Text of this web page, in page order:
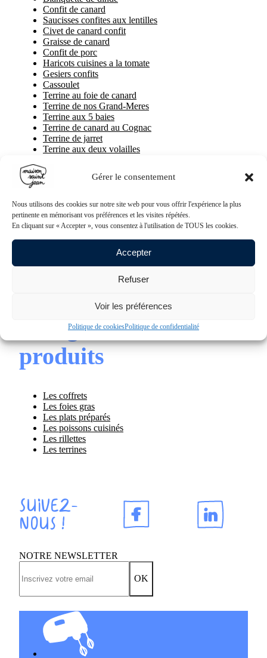
Gérer le consentement
Nous utilisons des cookies sur notre site web pour vous offrir l'expérience la plus
pertinente en mémorisant vos préférences et les visites répétées.
En cliquant sur « Accepter », vous consentez à l'utilisation de TOUS les cookies.
Accepter
Refuser
Voir les préférences
Politique de cookiesPolitique de confidentialité
Confit de canard
Saucisses confites aux lentilles
Civet de canard confit
Graisse de canard
Confit de porc
Haricots cuisines a la tomate
Gesiers confits
Cassoulet
Terrine au foie de canard
Terrine de nos Grand-Meres
Terrine aux 5 baies
Terrine de canard au Cognac
Terrine de jarret
Terrine aux deux volailles
Terrine de boudin au piment d'Espelette
Terrine campagnarde au piment d'Espelette
Delice de foie de porc
Terrine campagnarde a l'Armagnac
Terrine campagnarde
Rillettes pur canard garanti sans porc
Bloc de foie gras de canard
Bloc de foie gras de canard avec morceaux
Catégories de
produits
Les coffrets
Les foies gras
Les plats préparés
Les poissons cuisinés
Les rillettes
Les terrines
Suivez-
nous !
NOTRE NEWSLETTER
OK